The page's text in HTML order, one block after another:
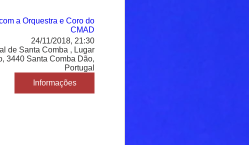
a Orquestra e Coro do
CMAD
24/11/2018, 21:30
de Santa Comba , Lugar
3440 Santa Comba Dão,
Portugal
Informações